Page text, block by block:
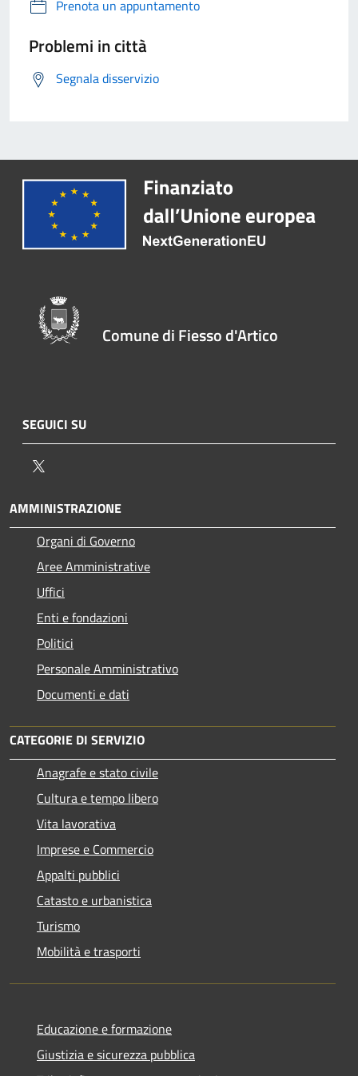
Prenota un appuntamento
Problemi in città
Segnala disservizio
Comune di Fiesso d'Artico
SEGUICI SU
AMMINISTRAZIONE
Organi di Governo
Aree Amministrative
Uffici
Enti e fondazioni
Politici
Personale Amministrativo
Documenti e dati
CATEGORIE DI SERVIZIO
Anagrafe e stato civile
Cultura e tempo libero
Vita lavorativa
Imprese e Commercio
Appalti pubblici
Catasto e urbanistica
Turismo
Mobilità e trasporti
Educazione e formazione
Giustizia e sicurezza pubblica